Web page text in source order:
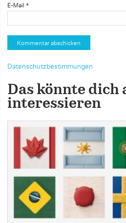
E-Mail *
Datenschutzbestimmungen
Das könnte dich
interessieren